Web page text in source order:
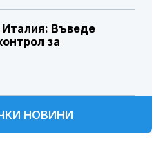
Италия: Въведе
за
НОВИНИ